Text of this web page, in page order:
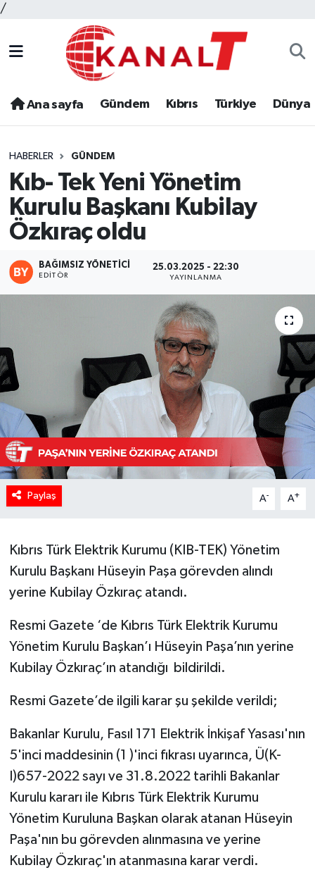
/
Ana sayfa Gündem Kıbrıs Türkiye Dünya
HABERLER GÜNDEM
Kıb- Tek Yeni Yönetim
Kurulu Başkanı Kubilay
Özkıraç oldu
BAĞIMSIZ YÖNETICI
EDITÖR
25.03.2025 - 22:30
YAYINLANMA
Paylaş A- A+
Kıbrıs Türk Elektrik Kurumu (KIB-TEK) Yönetim
Kurulu Başkanı Hüseyin Paşa görevden alındı
yerine Kubilay Özkıraç atandı.
Resmi Gazete ‘de Kıbrıs Türk Elektrik Kurumu
Yönetim Kurulu Başkan’ı Hüseyin Paşa’nın yerine
Kubilay Özkıraç’ın atandığı bildirildi.
Resmi Gazete’de ilgili karar şu şekilde verildi;
Bakanlar Kurulu, Fasıl 171 Elektrik İnkişaf Yasası'nın
5'inci maddesinin (1 )'inci fıkrası uyarınca, Ü(K-
I)657-2022 sayı ve 31.8.2022 tarihli Bakanlar
Kurulu kararı ile Kıbrıs Türk Elektrik Kurumu
Yönetim Kuruluna Başkan olarak atanan Hüseyin
Paşa'nın bu görevden alınmasına ve yerine
Kubilay Özkıraç'ın atanmasına karar verdi.